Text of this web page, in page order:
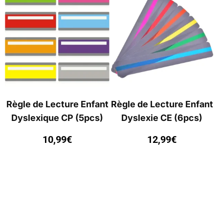
Règle de Lecture Enfant
Dyslexique CP (5pcs)
10,99€
Règle de Lecture Enfant
Dyslexie CE (6pcs)
12,99€